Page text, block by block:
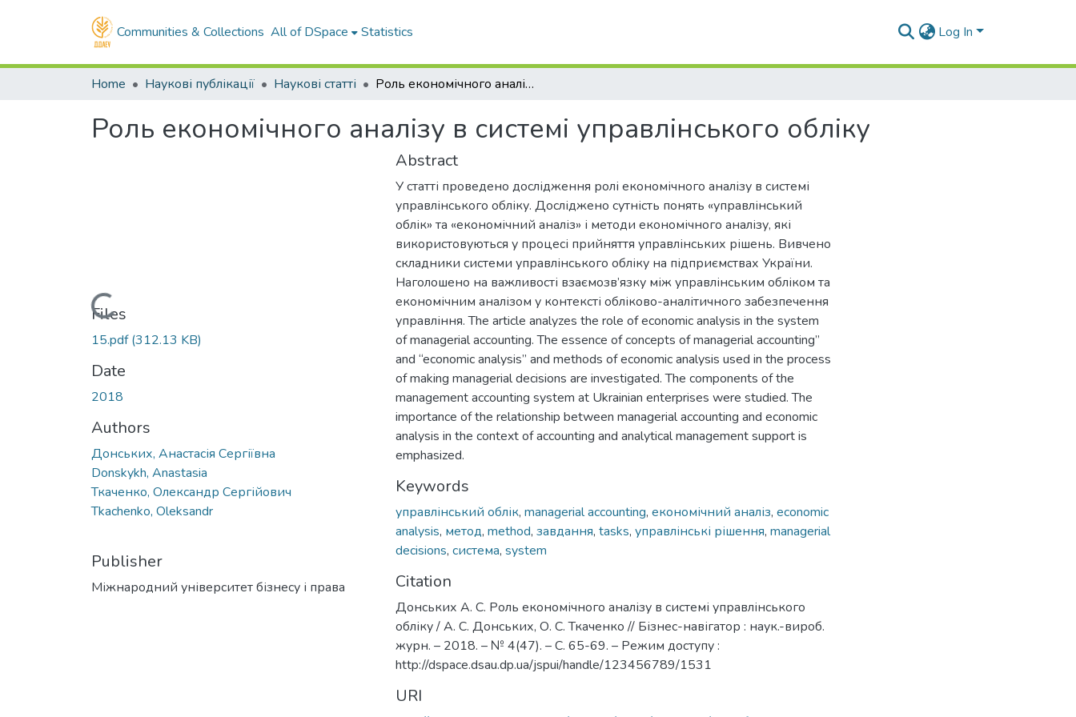
Communities & Collections All of DSpace Statistics Log In
Home Наукові публікації Наукові статті Роль економічного аналізу в системі управлінського обліку
Роль економічного аналізу в системі управлінського обліку
Loading...
Files
15.pdf(312.13 KB)
Date
2018
Authors
Донських, Анастасія Сергіївна
Donskykh, Anastasia
Ткаченко, Олександр Сергійович
Tkachenko, Oleksandr
Publisher
Міжнародний університет бізнесу і права
Abstract
У статті проведено дослідження ролі економічного аналізу в системі
управлінського обліку. Досліджено сутність понять «управлінський
облік» та «економічний аналіз» і методи економічного аналізу, які
використовуються у процесі прийняття управлінських рішень. Вивчено
складники системи управлінського обліку на підприємствах України.
Наголошено на важливості взаємозв’язку між управлінським обліком та
економічним аналізом у контексті обліково-аналітичного забезпечення
управління. The article analyzes the role of economic analysis in the system
of managerial accounting. The essence of concepts of managerial accounting”
and “economic analysis” and methods of economic analysis used in the process
of making managerial decisions are investigated. The components of the
management accounting system at Ukrainian enterprises were studied. The
importance of the relationship between managerial accounting and economic
analysis in the context of accounting and analytical management support is
emphasized.
Keywords
управлінський облік, managerial accounting, економічний аналіз, economic
analysis, метод, method, завдання, tasks, управлінські рішення, managerial
decisions, система, system
Citation
Донських А. С. Роль економічного аналізу в системі управлінського
обліку / А. С. Донських, О. С. Ткаченко // Бізнес-навігатор : наук.-вироб.
журн. – 2018. – № 4(47). – С. 65-69. – Режим доступу :
http://dspace.dsau.dp.ua/jspui/handle/123456789/1531
URI